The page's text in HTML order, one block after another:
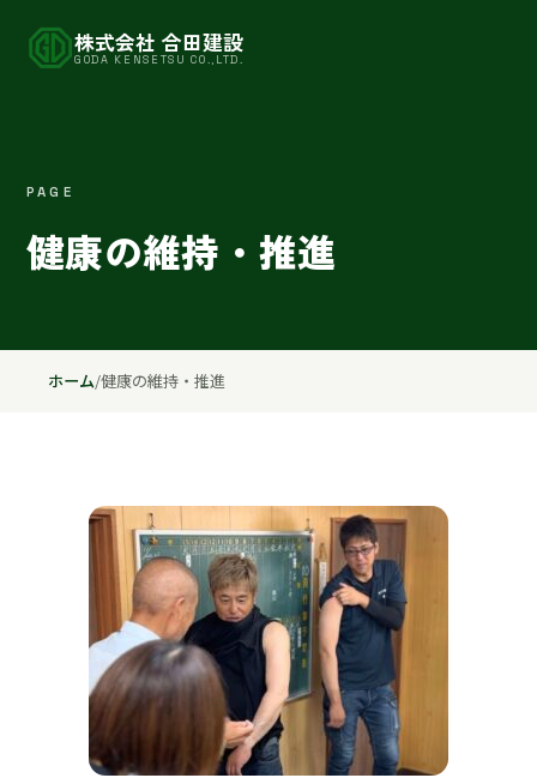
株式会社 合田建設
GODA KENSETSU CO.,LTD.
PAGE
健康の維持・推進
ホーム/健康の維持・推進